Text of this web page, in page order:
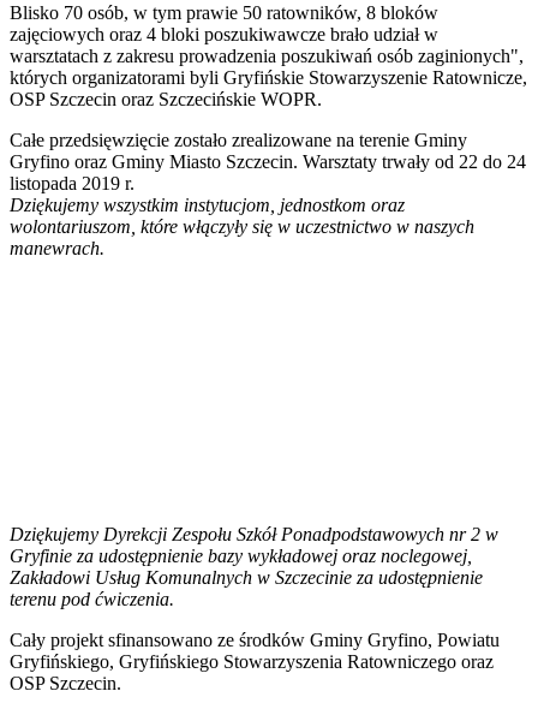
Blisko 70 osób, w tym prawie 50 ratowników, 8 bloków
zajęciowych oraz 4 bloki poszukiwawcze brało udział w
warsztatach z zakresu prowadzenia poszukiwań osób zaginionych",
których organizatorami byli Gryfińskie Stowarzyszenie Ratownicze,
OSP Szczecin oraz Szczecińskie WOPR.
Całe przedsięwzięcie zostało zrealizowane na terenie Gminy
Gryfino oraz Gminy Miasto Szczecin. Warsztaty trwały od 22 do 24
listopada 2019 r.
Dziękujemy wszystkim instytucjom, jednostkom oraz
wolontariuszom, które włączyły się w uczestnictwo w naszych
manewrach.
Dziękujemy Dyrekcji Zespołu Szkół Ponadpodstawowych nr 2 w
Gryfinie za udostępnienie bazy wykładowej oraz noclegowej,
Zakładowi Usług Komunalnych w Szczecinie za udostępnienie
terenu pod ćwiczenia.
Cały projekt sfinansowano ze środków Gminy Gryfino, Powiatu
Gryfińskiego, Gryfińskiego Stowarzyszenia Ratowniczego oraz
OSP Szczecin.